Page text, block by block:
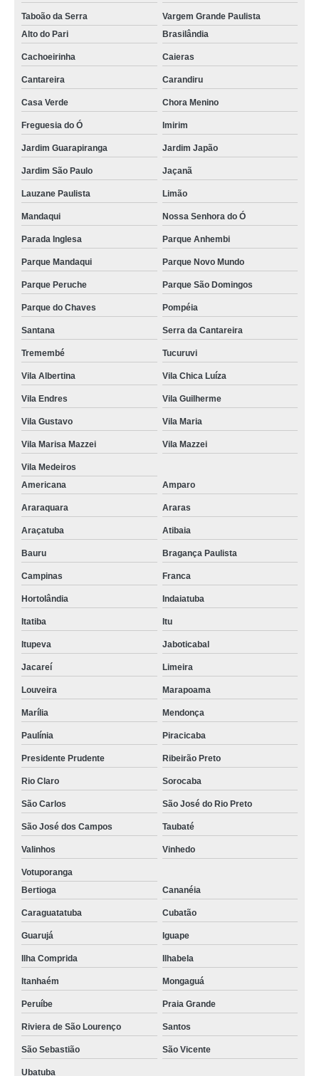
Taboão da Serra
Vargem Grande Paulista
Alto do Pari
Brasilândia
Cachoeirinha Caieras
Cantareira Carandiru
Casa Verde Chora Menino
Freguesia do Ó Imirim
Jardim Guarapiranga Jardim Japão
Jardim São Paulo Jaçanã
Lauzane Paulista Limão
Mandaqui Nossa Senhora do Ó
Parada Inglesa Parque Anhembi
Parque Mandaqui Parque Novo Mundo
Parque Peruche Parque São Domingos
Parque do Chaves Pompéia
Santana Serra da Cantareira
Tremembé Tucuruvi
Vila Albertina Vila Chica Luíza
Vila Endres Vila Guilherme
Vila Gustavo Vila Maria
Vila Marisa Mazzei Vila Mazzei
Vila Medeiros
Americana
Amparo
Araraquara Araras
Araçatuba Atibaia
Bauru Bragança Paulista
Campinas Franca
Hortolândia Indaiatuba
Itatiba Itu
Itupeva Jaboticabal
Jacareí Limeira
Louveira Marapoama
Marília Mendonça
Paulínia Piracicaba
Presidente Prudente Ribeirão Preto
Rio Claro Sorocaba
São Carlos São José do Rio Preto
São José dos Campos Taubaté
Valinhos Vinhedo
Votuporanga
Bertioga
Cananéia
Caraguatatuba Cubatão
Guarujá Iguape
Ilha Comprida Ilhabela
Itanhaém Mongaguá
Peruíbe Praia Grande
Riviera de São Lourenço Santos
São Sebastião São Vicente
Ubatuba